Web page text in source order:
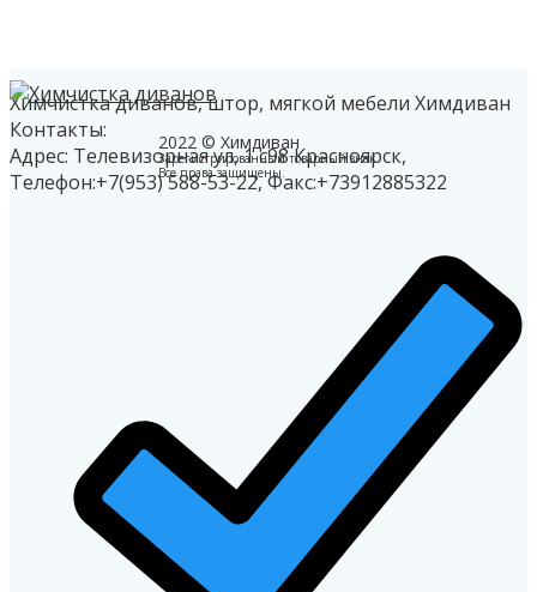
Химчистка диванов, штор, мягкой мебели Химдиван
Контакты:
Адрес: Телевизорная ул, 1 с98Красноярск,
Телефон:+7(953) 588-53-22, Факс:+73912885322
2022 © Химдиван
Зарегистрированный товарный знак.
Все права защищены.